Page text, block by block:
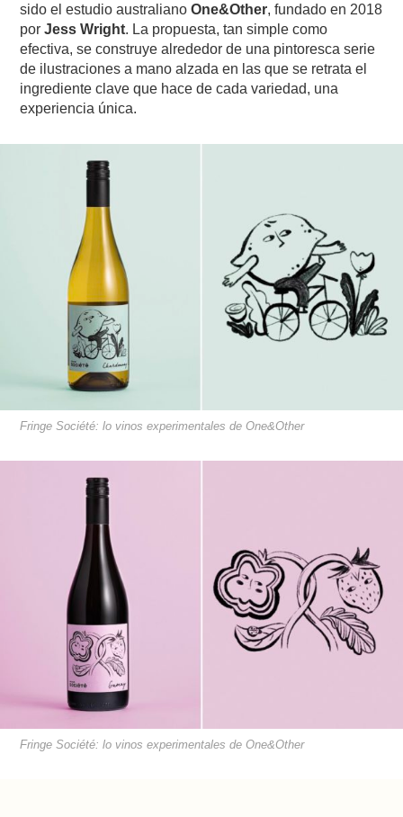
sido el estudio australianoOne&Other, fundado en 2018
porJess Wright. La propuesta, tan simple como
efectiva, se construye alrededor de una pintoresca serie
de ilustraciones a mano alzada en las que se retrata el
ingrediente clave que hace de cada variedad, una
experiencia única.
Fringe Société: lo vinos experimentales de One&Other
Fringe Société: lo vinos experimentales de One&Other